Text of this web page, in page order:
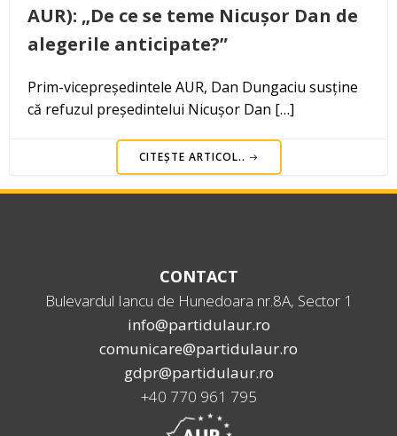
AUR): „De ce se teme Nicușor Dan de
alegerile anticipate?”
Prim-vicepreședintele AUR, Dan Dungaciu susține
că refuzul președintelui Nicușor Dan […]
CITEȘTE ARTICOL..
CONTACT
Bulevardul Iancu de Hunedoara nr.8A, Sector 1
info@partidulaur.ro
comunicare@partidulaur.ro
gdpr@partidulaur.ro
+40 770 961 795